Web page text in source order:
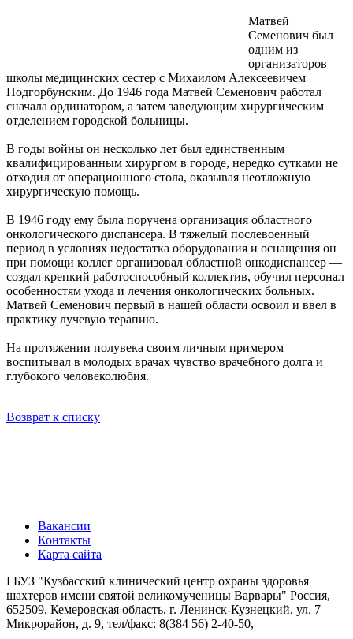
Матвей
Семенович был
одним из
организаторов
школы медицинских сестер с Михаилом Алексеевичем
Подгорбунским. До 1946 года Матвей Семенович работал
сначала ординатором, а затем заведующим хирургическим
отделением городской больницы.
В годы войны он несколько лет был единственным
квалифицированным хирургом в городе, нередко сутками не
отходил от операционного стола, оказывая неотложную
хирургическую помощь.
В 1946 году ему была поручена организация областного
онкологического диспансера. В тяжелый послевоенный
период в условиях недостатка оборудования и оснащения он
при помощи коллег организовал областной онкодиспансер —
создал крепкий работоспособный коллектив, обучил персонал
особенностям ухода и лечения онкологических больных.
Матвей Семенович первый в нашей области освоил и ввел в
практику лучевую терапию.
На протяжении полувека своим личным примером
воспитывал в молодых врачах чувство врачебного долга и
глубокого человеколюбия.
Возврат к списку
Вакансии
Контакты
Карта сайта
ГБУЗ "Кузбасский клинический центр охраны здоровья
шахтеров имени святой великомученицы Варвары" Россия,
652509, Кемеровская область, г. Ленинск-Кузнецкий, ул. 7
Микрорайон, д. 9, тел/факс: 8(384 56) 2-40-50,